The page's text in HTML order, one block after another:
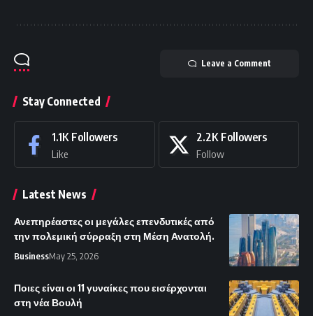
Leave a Comment
Stay Connected
1.1K Followers
Like
2.2K Followers
Follow
Latest News
Ανεπηρέαστες οι μεγάλες επενδυτικές από
την πολεμική σύρραξη στη Μέση Ανατολή.
BusinessMay 25, 2026
Ποιες είναι οι 11 γυναίκες που εισέρχονται
στη νέα Βουλή